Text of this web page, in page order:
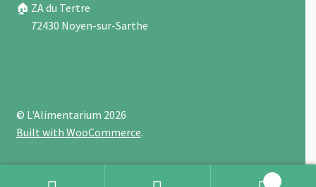
🏠 ZA du Tertre
72430 Noyen-sur-Sarthe
© L'Alimentarium 2026
Built with WooCommerce.